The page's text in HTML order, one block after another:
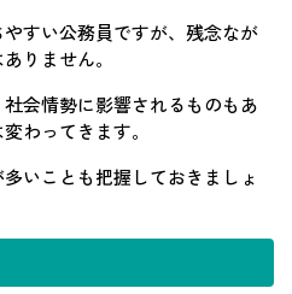
すい公務員ですが、残念なが
りません。
会情勢に影響されるものもあ
わってきます。
いことも把握しておきましょ